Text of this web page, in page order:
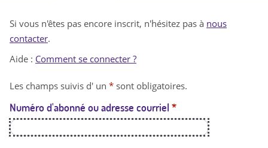
n
t
a
Si vous n'êtes pas encore inscrit, n'hésitez pas à nous
contacter.
Aide : Comment se connecter ?
Les champs suivis d' un * sont obligatoires.
Numéro d'abonné ou adresse courriel *